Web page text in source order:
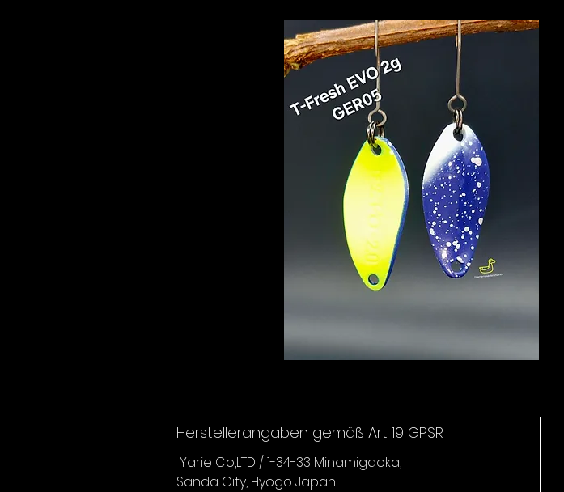
Herstellerangaben gemäß Art 19 GPSR
Yarie Co,LTD / 1-34-33 Minamigaoka,
Sanda City, Hyogo Japan